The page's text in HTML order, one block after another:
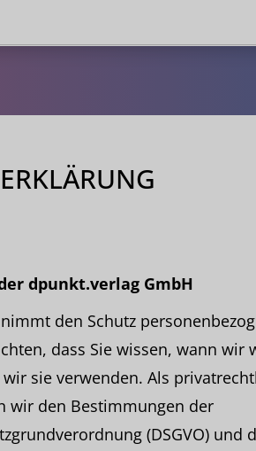
dpunkt.verlag GmbH
den Schutz
dass Sie wissen, wann wir
sie verwenden. Als
wir den Bestimmungen der
(DSGVO) und